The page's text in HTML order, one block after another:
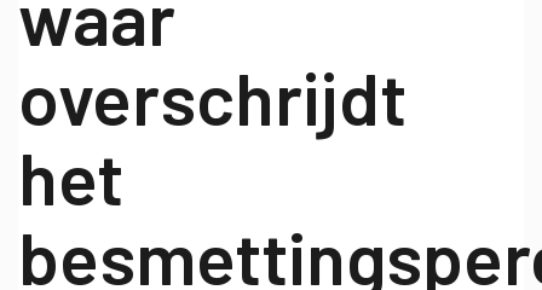
overschrijdt
het